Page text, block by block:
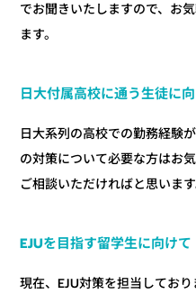
でお聞きいたしますので、お
ます。
日大付属高校に通う生徒に
日大系列の高校での勤務経験
の対策について必要な方はお
ご相談いただければと思います
EJUを目指す留学生に向けて
現在、EJU対策を担当してお